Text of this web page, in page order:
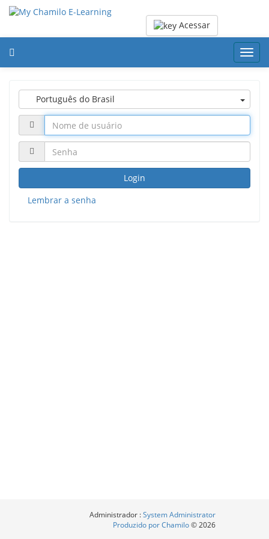
Acessar
Português do Brasil
Login
Lembrar a senha
Administrador :System Administrator
Produzido por Chamilo© 2026